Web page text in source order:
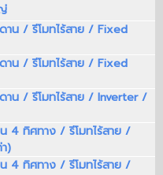
าน / รีโมทไร้สาย / Fixed
าน / รีโมทไร้สาย / Fixed
าน / รีโมทไร้สาย / Inverter /
4 ทิศทาง / รีโมทไร้สาย /
)
4 ทิศทาง / รีโมทไร้สาย /